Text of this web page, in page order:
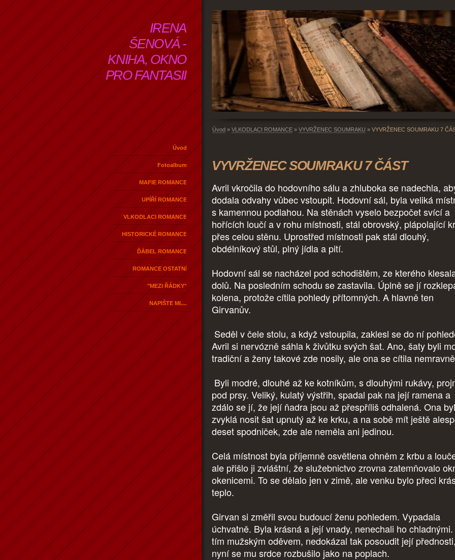
IRENA
ŠENOVÁ -
KNIHA, OKNO
PRO FANTASII
Úvod
Fotoalbum
MAFIE ROMANCE
UPÍŘÍ ROMANCE
VLKODLACI ROMANCE
HISTORICKÉ ROMANCE
ĎÁBEL ROMANCE
ROMANCE OSTATNÍ
"MEZI ŘÁDKY"
NAPIŠTE MI....
Úvod » VLKODLACI ROMANCE » VYVRŽENEC SOUMRAKU » VYVRŽENEC SOUMRAKU 7
VYVRŽENEC SOUMRAKU 7 ČÁST
Avril vkročila do hodovního sálu a zhluboka se nadechla,
dodala odvahy vůbec vstoupit. Hodovní sál, byla veliká
s kamennou podlahou. Na stěnách vyselo bezpočet svící a
hořících loučí a v rohu místnosti, stál obrovský, plápolající
přes celou stěnu. Uprostřed místnosti pak stál dlouhý,
obdélníkový stůl, plný jídla a pití.
Hodovní sál se nacházel pod schodištěm, ze kterého
dolů. Na posledním schodu se zastavila. Úplně se jí
kolena, protože cítila pohledy přítomných. A hlavně ten
Girvanův.
Seděl v čele stolu, a když vstoupila, zaklesl se do ní
Avril si nervózně sáhla k živůtku svých šat. Ano, šaty byli
tradiční a ženy takové zde nosily, ale ona se cítila
Byli modré, dlouhé až ke kotníkům, s dlouhými rukávy,
pod prsy. Veliký, kulatý výstřih, spadal pak na její ramena a
zdálo se jí, že její ňadra jsou až přespříliš odhalená. Ona
zvyklá nosit šat upnutý až ke krku, a na sobě mít ještě
deset spodniček, zde ale neměla ani jedinou.
Celá místnost byla příjemně osvětlena ohněm z krbu a
ale přišlo ji zvláštní, že služebnictvo zrovna zatemňovalo
okenicemi. To se dělalo jen v zimě, ale venku bylo přeci
teplo.
Girvan si změřil svou budoucí ženu pohledem. Vypadala
úchvatně. Byla krásná a její vnady, nenechali ho
tím mužským oděvem, nedokázal tak posoudit její
nyní se mu srdce rozbušilo jako na poplach.